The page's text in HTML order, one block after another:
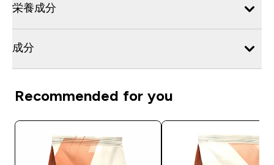
栄養成分
成分
Recommended for you